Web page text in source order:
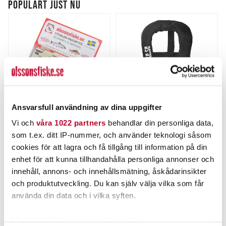
Ansvarsfull användning av dina uppgifter
Vi och våra 1022 partners behandlar din personliga data,
som t.ex. ditt IP-nummer, och använder teknologi såsom
cookies för att lagra och få tillgång till information på din
enhet för att kunna tillhandahålla personliga annonser och
innehåll, annons- och innehållsmätning, åskådarinsikter
och produktutveckling. Du kan själv välja vilka som får
använda din data och i vilka syften.
POPULÄRT JUST NU
MYRAN
Olssons Fiske Present 3-
pack Regnbåge & Abborre
Pris:149,00 kr
149,00 kr
FLER ÄN 6 ST KVAR
LÄGG I VARUKORGEN
BALTIC
Baltic Winner Auto Svart
Olssons Fiske Edt
Nuvarande pris:
949,00 krTidigare pris:
1 198,00 kr
949,00 kr
1 198,00 kr
FLER ÄN 6 ST KVAR
LÄGG I VARUKORGEN